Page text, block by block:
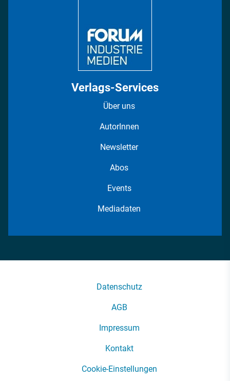
Verlags-Services
Über uns
AutorInnen
Newsletter
Abos
Events
Mediadaten
Datenschutz
AGB
Impressum
Kontakt
Cookie-Einstellungen